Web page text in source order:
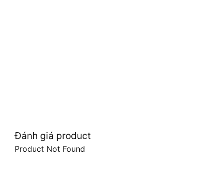
Đánh giá product
Product Not Found